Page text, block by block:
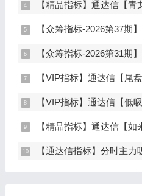
【精品指标】通达信【青龙尾盘】指标，副图排序，分时主图，
【众筹指标-2026第37期】通达信【谛听竞价】指标，副图排序、选股，原价5980元
【众筹指标-2026第31期】通达信【行业板块联动】指标，主图、选股，
【VIP指标】通达信【尾盘甄选排序】指标，副图排序，短线打
【VIP指标】通达信【低吸连板前】指标，主图、副图、
【精品指标】通达信【如来神掌】指标，副图、
【通达信指标】分时主力吸筹指标